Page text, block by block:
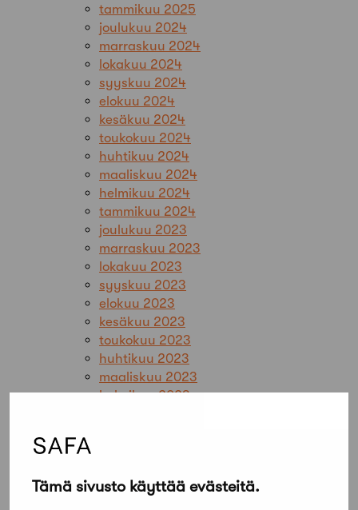
Tämä sivusto käyttää evästeitä.
tammikuu 2025
joulukuu 2024
marraskuu 2024
lokakuu 2024
syyskuu 2024
elokuu 2024
kesäkuu 2024
toukokuu 2024
huhtikuu 2024
maaliskuu 2024
helmikuu 2024
tammikuu 2024
joulukuu 2023
marraskuu 2023
lokakuu 2023
syyskuu 2023
elokuu 2023
kesäkuu 2023
toukokuu 2023
huhtikuu 2023
maaliskuu 2023
helmikuu 2023
syyskuu 2022